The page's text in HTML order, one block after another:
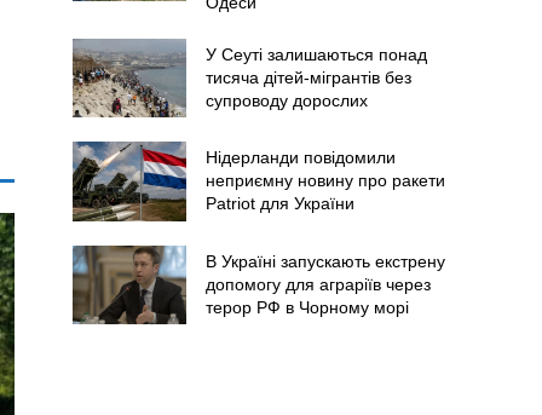
У Сеуті залишаються понад
тисяча дітей-мігрантів без
супроводу дорослих
Нідерланди повідомили
неприємну новину про ракети
Patriot для України
В Україні запускають екстрену
допомогу для аграріїв через
терор РФ в Чорному морі